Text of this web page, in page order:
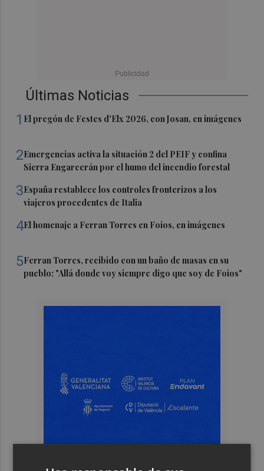
Últimas Noticias
1 El pregón de Festes d'Elx 2026, con Josan, en imágenes
2Emergencias activa la situación 2 del PEIF y confina
Sierra Engarcerán por el humo del incendio forestal
3España restablece los controles fronterizos a los
viajeros procedentes de Italia
4El homenaje a Ferran Torres en Foios, en imágenes
5Ferran Torres, recibido con un baño de masas en su
pueblo: "Allá donde voy siempre digo que soy de Foios"